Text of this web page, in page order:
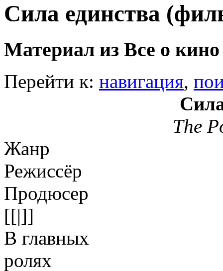
Сила единства
Материал из Все о кино
Перейти к: навигация,
The
Жанр
Режиссёр
Продюсер
[[|]]
В главных
ролях